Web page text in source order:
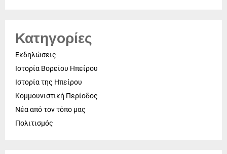
Κατηγορίες
Εκδηλώσεις
Ιστορία Βορείου Ηπείρου
Ιστορία της Ηπείρου
Κομμουνιστική Περίοδος
Νέα από τον τόπο μας
Πολιτισμός